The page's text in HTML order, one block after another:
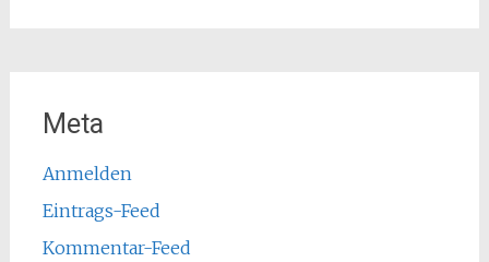
Meta
Anmelden
Eintrags-Feed
Kommentar-Feed